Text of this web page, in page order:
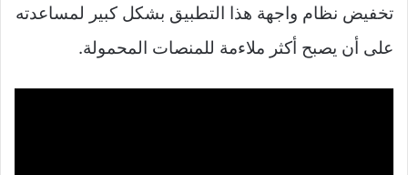
تخفيض نظام واجهة هذا التطبيق بشكل كبير لمساعدته
على أن يصبح أكثر ملاءمة للمنصات المحمولة.